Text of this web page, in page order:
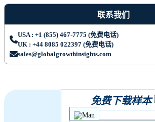
联系我们
USA : +1 (855) 467-7775 (免费电话)
UK : +44 8085 022397 (免费电话)
sales@globalgrowthinsights.com
免费下载样本